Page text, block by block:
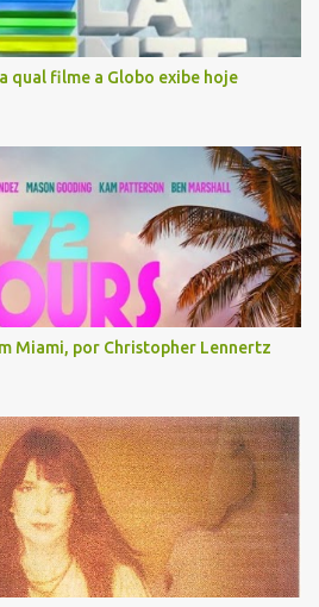
qual filme a Globo exibe hoje
Miami, por Christopher Lennertz